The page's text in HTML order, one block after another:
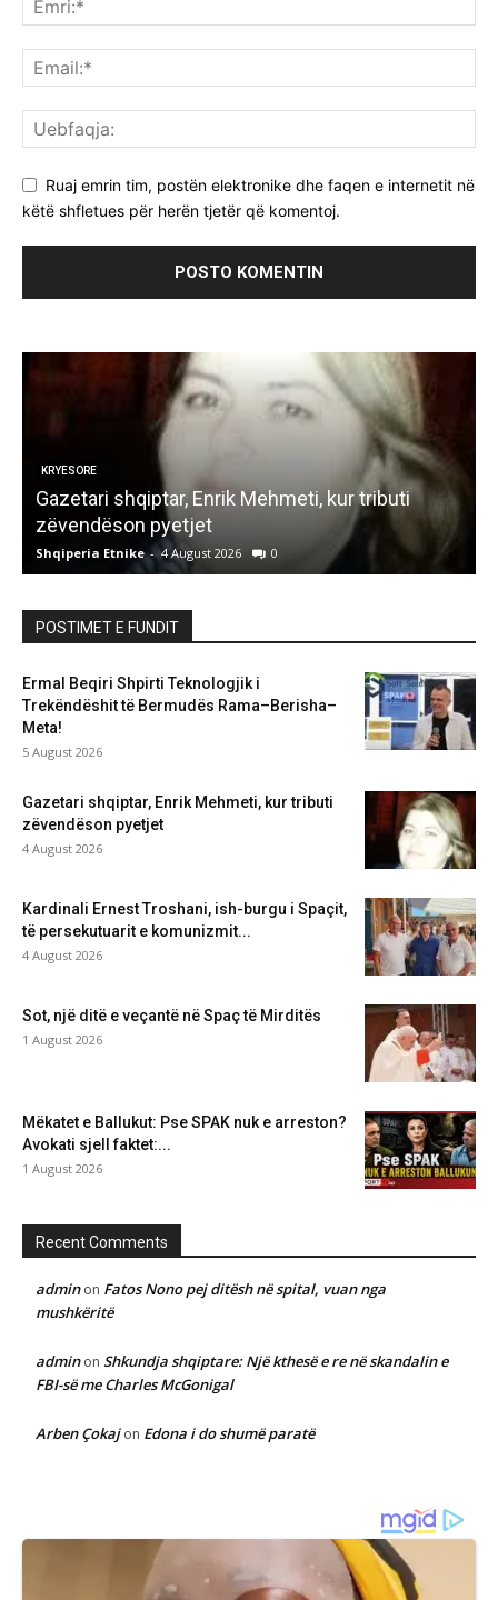
Ruaj emrin tim, postën elektronike dhe faqen e internetit në
këtë shfletues për herën tjetër që komentoj.
KRYESORE
Gazetari shqiptar, Enrik Mehmeti, kur tributi
zëvendëson pyetjet
Shqiperia Etnike - 4 August 2026 0
POSTIMET E FUNDIT
Ermal Beqiri Shpirti Teknologjik i
Trekëndëshit të Bermudës Rama–Berisha–
Meta!
5 August 2026
Gazetari shqiptar, Enrik Mehmeti, kur tributi
zëvendëson pyetjet
4 August 2026
Kardinali Ernest Troshani, ish-burgu i Spaçit,
të persekutuarit e komunizmit...
4 August 2026
Sot, një ditë e veçantë në Spaç të Mirditës
1 August 2026
Mëkatet e Ballukut: Pse SPAK nuk e arreston?
Avokati sjell faktet:...
1 August 2026
Recent Comments
adminon Fatos Nono pej ditësh në spital, vuan nga
mushkëritë
adminon Shkundja shqiptare: Një kthesë e re në skandalin e
FBI-së me Charles McGonigal
Arben Çokajon Edona i do shumë paratë